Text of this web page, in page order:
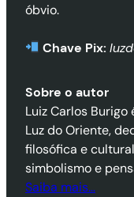
óbvio.
Chave Pix:
Sobre o autor
Luiz Carlos
Luz do Oriente,
filosófica e
simbolismo e
Saiba mais…